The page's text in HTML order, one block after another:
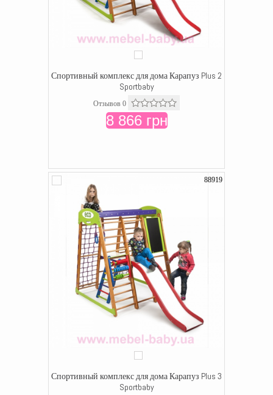
Спортивный комплекс для дома Карапуз Plus 2
Sportbaby
Отзывов 0
8 866 грн
88919
Спортивный комплекс для дома Карапуз Plus 3
Sportbaby